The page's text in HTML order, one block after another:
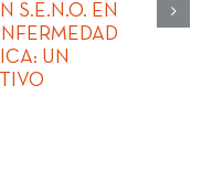
S.E.N.O. EN
UN